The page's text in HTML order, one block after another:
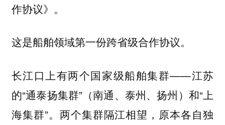
作协议》。
这是船舶领域第一份跨省级合作协议。
长江口上有两个国家级船舶集群——江苏
的“通泰扬集群”（南通、泰州、扬州）和“上
海集群”。两个集群隔江相望，原本各自独